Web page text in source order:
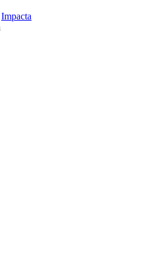
Impacta